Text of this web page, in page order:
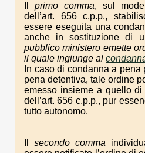
primo comma, sul
dell’art. 656 c.p.p.,
essere eseguita una
anche in sostituzione di
pubblico ministero emette
il quale ingiunge al
In caso di condanna a
pena detentiva, tale ordine
emesso insieme a quello
dell’art. 656 c.p.p., pur
tutto autonomo.
Ilsecondo comma